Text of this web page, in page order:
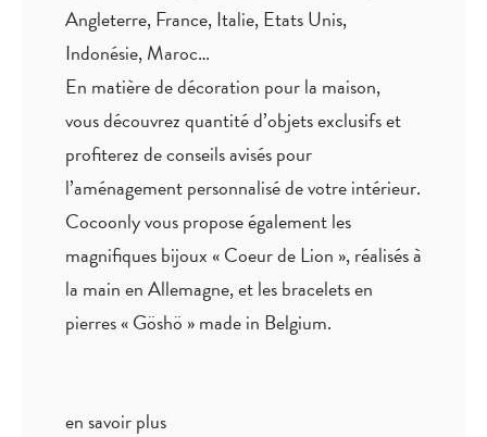
Angleterre, France, Italie, Etats Unis,
Indonésie, Maroc…
En matière de décoration pour la maison,
vous découvrez quantitéd’objets exclusifset
profiterez deconseils aviséspour
l’aménagement personnalisé de votre intérieur.
Cocoonly vous propose également les
magnifiques bijoux « Coeur de Lion », réalisés à
la main en Allemagne, et les bracelets en
pierres « Göshö » made in Belgium.
en savoir plus